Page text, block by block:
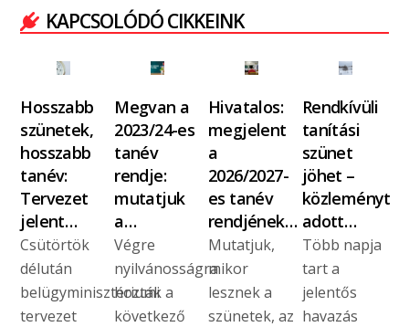
KAPCSOLÓDÓ CIKKEINK
Hosszabb
szünetek,
hosszabb
tanév:
Tervezet
jelent…
Csütörtök
délután
belügyminisztériumi
tervezet
Megvan a
2023/24-es
tanév
rendje:
mutatjuk
a…
Végre
nyilvánosságra
hozták a
következő
Hivatalos:
megjelent
a
2026/2027-
es tanév
rendjének…
Mutatjuk,
mikor
lesznek a
szünetek, az
Rendkívüli
tanítási
szünet
jöhet –
közleményt
adott…
Több napja
tart a
jelentős
havazás